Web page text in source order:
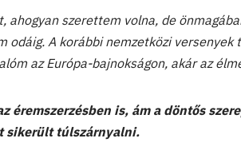
ahogyan szerettem volna, de
A korábbi nemzetközi versenyek
az Európa-bajnokságon, akár az
éremszerzésben is, ám a döntős
sikerült túlszárnyalni.